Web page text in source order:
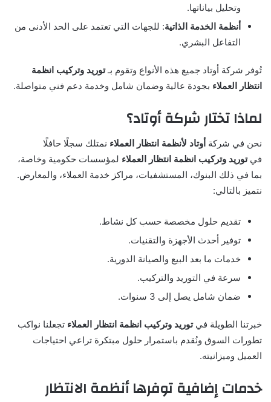
وتحليل بياناتها.
أنظمة الخدمة الذاتية: للجهات التي تعتمد على الحد الأدنى من
التفاعل البشري.
تُوفر شركة أوتاد جميع هذه الأنواع وتقوم بـتوريد وتركيب انظمة
انتظار العملاء بجودة عالية وضمان شامل وخدمة دعم فني متواصلة.
لماذا تختار شركة أوتاد؟
نحن في شركة أوتاد لأنظمة انتظار العملاء نمتلك سجلًا حافلًا
فيتوريد وتركيب انظمة انتظار العملاء لمؤسسات حكومية وخاصة،
بما في ذلك البنوك، المستشفيات، مراكز خدمة العملاء، والمعارض.
نتميز بالتالي:
تقديم حلول مخصصة حسب كل نشاط.
توفير أحدث الأجهزة والتقنيات.
خدمات ما بعد البيع والصيانة الدورية.
سرعة في التوريد والتركيب.
ضمان شامل يصل إلى 3 سنوات.
خبرتنا الطويلة فيتوريد وتركيب انظمة انتظار العملاء تجعلنا نواكب
تطورات السوق ونُقدم باستمرار حلول مبتكرة تراعي احتياجات
العميل وميزانيته.
خدمات إضافية توفرها أنظمة الانتظار